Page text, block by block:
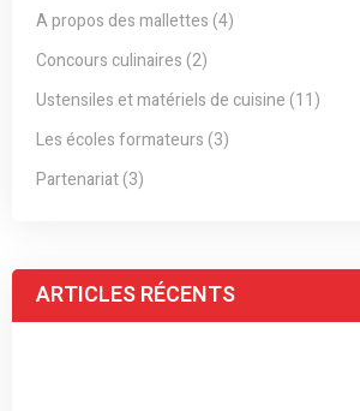
A propos des mallettes (4)
Concours culinaires (2)
Ustensiles et matériels de cuisine (11)
Les écoles formateurs (3)
Partenariat (3)
ARTICLES RÉCENTS